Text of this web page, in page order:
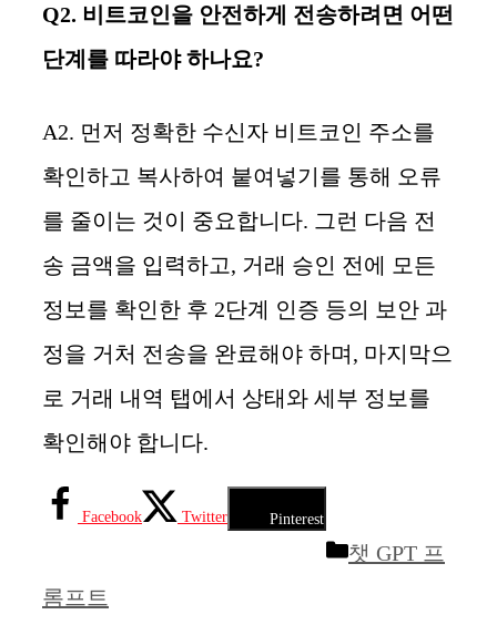
Q2. 비트코인을 안전하게 전송하려면 어떤
단계를 따라야 하나요?
A2. 먼저 정확한 수신자 비트코인 주소를
확인하고 복사하여 붙여넣기를 통해 오류
를 줄이는 것이 중요합니다. 그런 다음 전
송 금액을 입력하고, 거래 승인 전에 모든
정보를 확인한 후 2단계 인증 등의 보안 과
정을 거처 전송을 완료해야 하며, 마지막으
로 거래 내역 탭에서 상태와 세부 정보를
확인해야 합니다.
Facebook Twitter Pinterest
카
챗 GPT 프
롬프트